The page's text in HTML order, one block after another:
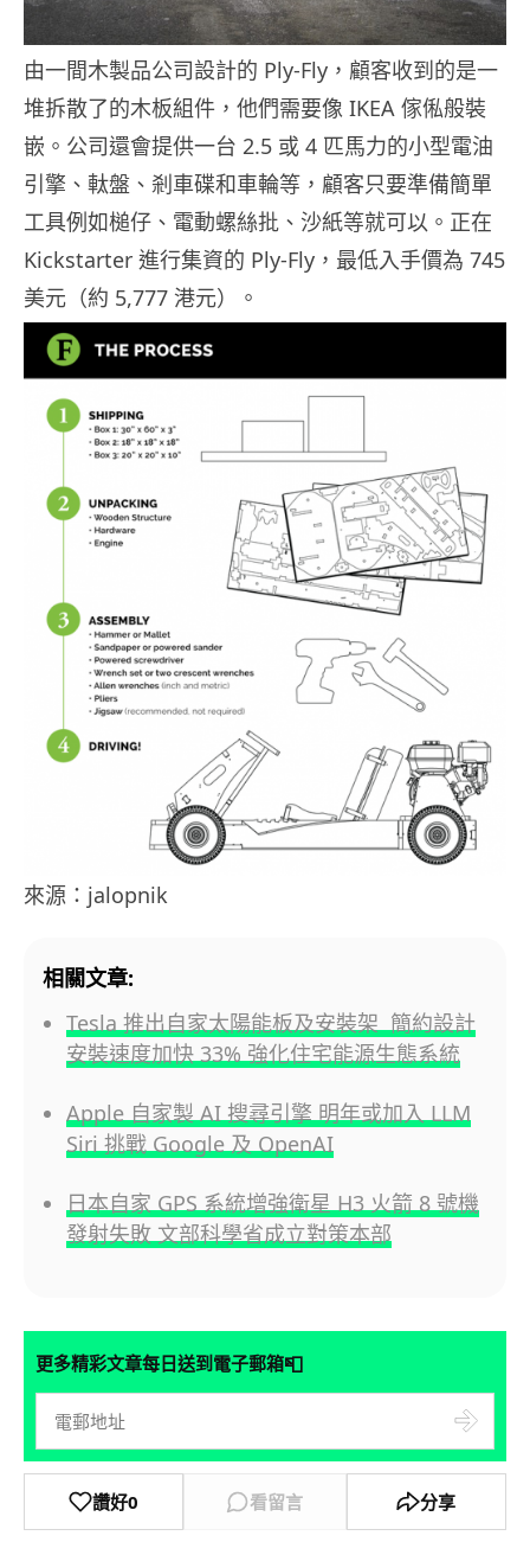
由一間木製品公司設計的 Ply-Fly，顧客收到的是一
堆拆散了的木板組件，他們需要像 IKEA 傢俬般裝
嵌。公司還會提供一台 2.5 或 4 匹馬力的小型電油
引擎、軚盤、剎車碟和車輪等，顧客只要準備簡單
工具例如槌仔、電動螺絲批、沙紙等就可以。正在
Kickstarter 進行集資的 Ply-Fly，最低入手價為 745
美元（約 5,777 港元）。
來源：jalopnik
相關文章:
Tesla 推出自家太陽能板及安裝架 簡約設計
安裝速度加快 33% 強化住宅能源生態系統
Apple 自家製 AI 搜尋引擎 明年或加入 LLM
Siri 挑戰 Google 及 OpenAI
日本自家 GPS 系統增強衛星 H3 火箭 8 號機
發射失敗 文部科學省成立對策本部
更多精彩文章每日送到電子郵箱📮
讚好0 看留言 分享